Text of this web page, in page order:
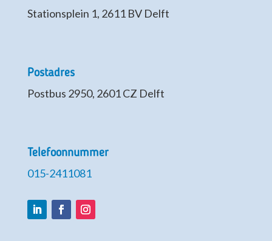
Stationsplein 1, 2611 BV Delft
Postadres
Postbus 2950, 2601 CZ Delft
Telefoonnummer
015-2411081